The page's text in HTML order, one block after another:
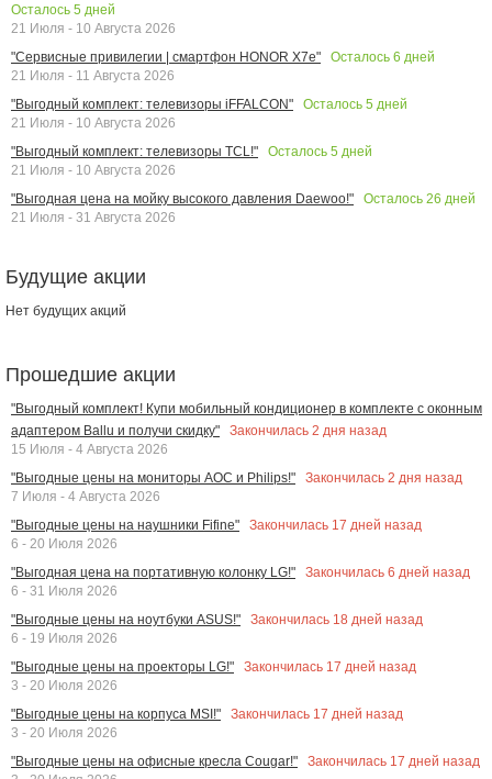
Осталось 5 дней
21 Июля - 10 Августа 2026
"Сервисные привилегии | смартфон HONOR X7e"
Осталось 6 дней
21 Июля - 11 Августа 2026
"Выгодный комплект: телевизоры iFFALCON"
Осталось 5 дней
21 Июля - 10 Августа 2026
"Выгодный комплект: телевизоры TCL!"
Осталось 5 дней
21 Июля - 10 Августа 2026
"Выгодная цена на мойку высокого давления Daewoo!"
Осталось 26 дней
21 Июля - 31 Августа 2026
Будущие акции
Нет будущих акций
Прошедшие акции
"Выгодный комплект! Купи мобильный кондиционер в комплекте с оконным
адаптером Ballu и получи скидку"
Закончилась 2 дня назад
15 Июля - 4 Августа 2026
"Выгодные цены на мониторы AOC и Philips!"
Закончилась 2 дня назад
7 Июля - 4 Августа 2026
"Выгодные цены на наушники Fifine"
Закончилась 17 дней назад
6 - 20 Июля 2026
"Выгодная цена на портативную колонку LG!"
Закончилась 6 дней назад
6 - 31 Июля 2026
"Выгодные цены на ноутбуки ASUS!"
Закончилась 18 дней назад
6 - 19 Июля 2026
"Выгодные цены на проекторы LG!"
Закончилась 17 дней назад
3 - 20 Июля 2026
"Выгодные цены на корпуса MSI!"
Закончилась 17 дней назад
3 - 20 Июля 2026
"Выгодные цены на офисные кресла Cougar!"
Закончилась 17 дней назад